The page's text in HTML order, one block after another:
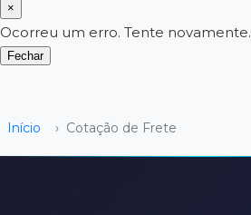
×
Ocorreu um erro. Tente novamente.
Fechar
Início › Cotação de Frete